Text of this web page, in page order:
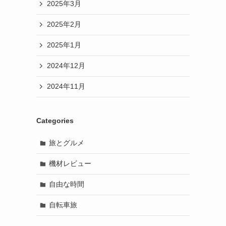
2025年3月
2025年2月
2025年1月
2024年12月
2024年11月
Categories
旅とグルメ
機材レビュー
自由な時間
自転車旅